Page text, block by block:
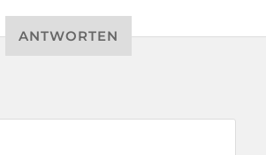
ANTWORTEN